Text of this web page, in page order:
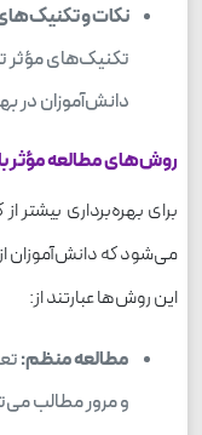
نکات و
تکنیک‌های مؤثر
دانش‌آموزان در
روش‌های مطالعه مؤثر
برای بهره‌برداری بیشتر
می‌شود که دانش‌آموزان
این روش‌ها عبارتند از:
مطالعه منظم:
و مرور مطالب